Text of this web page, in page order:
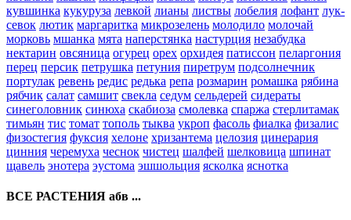
кувшинка кукуруза левкой лианы листвы лобелия лофант лук-
севок лютик маргаритка микрозелень молодило молочай
морковь мшанка мята наперстянка настурция незабудка
нектарин овсяница огурец орех орхидея патиссон пеларгония
перец персик петрушка петуния пиретрум подсолнечник
портулак ревень редис редька репа розмарин ромашка рябина
рябчик салат самшит свекла седум сельдерей сидераты
синеголовник синюха скабиоза смолевка спаржа стерлитамак
тимьян тис томат тополь тыква укроп фасоль фиалка физалис
физостегия фуксия хелоне хризантема целозия цинерария
цинния черемуха чеснок чистец шалфей шелковица шпинат
щавель энотера эустома эшшольция ясколка яснотка
ВСЕ РАСТЕНИЯ абв ...